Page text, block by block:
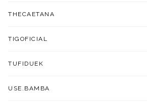
THECAETANA
TIGOFICIAL
TUFIDUEK
USE.BAMBA